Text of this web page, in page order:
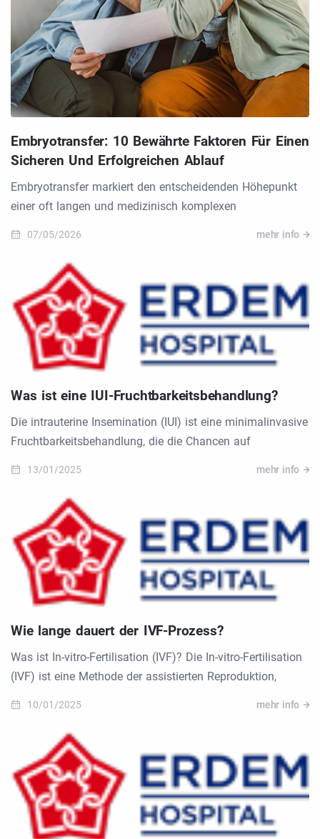
Embryotransfer: 10 Bewährte Faktoren Für Einen
Sicheren Und Erfolgreichen Ablauf
Embryotransfer markiert den entscheidenden Höhepunkt
einer oft langen und medizinisch komplexen
07/05/2026 mehr info
Was ist eine IUI-Fruchtbarkeitsbehandlung?
Die intrauterine Insemination (IUI) ist eine minimalinvasive
Fruchtbarkeitsbehandlung, die die Chancen auf
13/01/2025 mehr info
Wie lange dauert der IVF-Prozess?
Was ist In-vitro-Fertilisation (IVF)? Die In-vitro-Fertilisation
(IVF) ist eine Methode der assistierten Reproduktion,
10/01/2025 mehr info